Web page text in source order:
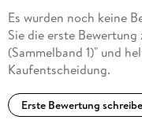
Es wurden noch keine
Sie die erste
(Sammelband 1)" und
Kaufentscheidung.
Erste Bewertung